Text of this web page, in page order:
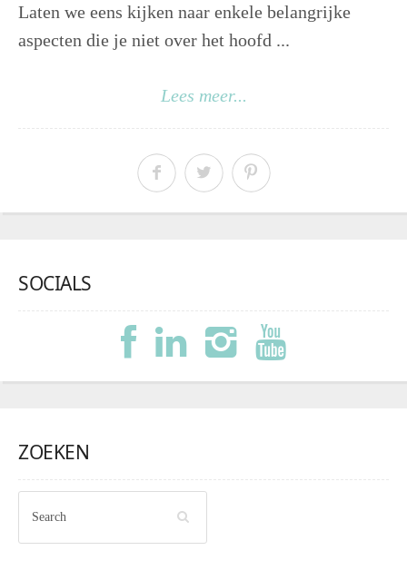
Laten we eens kijken naar enkele belangrijke
aspecten die je niet over het hoofd ...
Lees meer...
SOCIALS
ZOEKEN